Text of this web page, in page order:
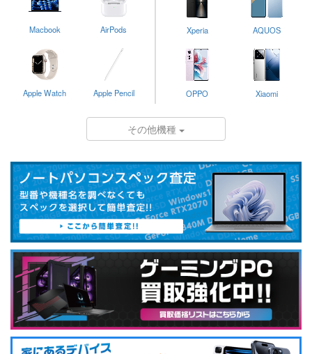
Macbook AirPods
Apple Watch Apple Pencil
Xperia AQUOS
OPPO Xiaomi
その他機種